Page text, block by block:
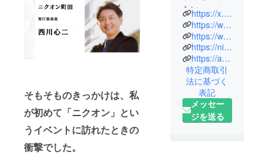
そもそものきっかけは、私
が初めて「ニクオン」とい
うイベントに訪れたときの
衝撃でした。
たい」
そんな想い
から始まっ
たニクオン
町田実行委
員会。
プロミュー
ジシャンの
https://x.com/nikuon29machida
https://www.instagram.com/nikuon29machida/
https://www.facebook.com/profile.php?id=61572628151768
https://nikuon.com/machida/
https://assist001.jp/
特定商取引
法に基づく
表記
メッセー
ジを送る